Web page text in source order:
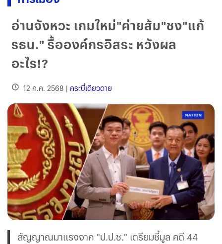
อ่านจังหวะ เกมใหม่"ค่ายส้ม"ชง"แก้
รธน." รื้อองค์กรอิสระ หวังผล
อะไร!?
12 ก.ค. 2568 | กระบี่เดียวดาย
สัญญาณมาแรงจาก "ป.ป.ช." เตรียมชี้มูล คดี 44